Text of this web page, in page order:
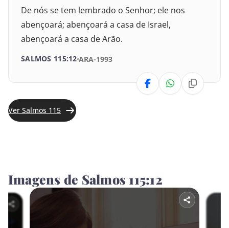
Ezequiel
Daniel
Amós
Miquéias
Naum
De nós se tem lembrado o Senhor; ele nos
abençoará; abençoará a casa de Israel,
abençoará a casa de Arão.
SALMOS 115:12ARA-1993
Ver Salmos 115
Imagens de Salmos 115:12